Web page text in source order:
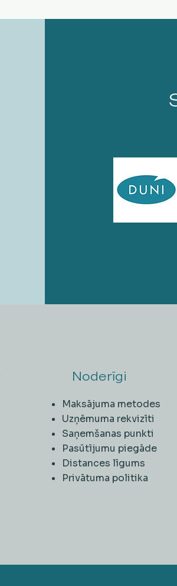
Noderīgi
Maksājuma metodes
Uzņēmuma rekvizīti
Saņemšanas punkti
Pasūtījumu piegāde
Distances līgums
Privātuma politika